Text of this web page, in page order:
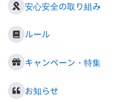
安心安全の取り組み
ルール
キャンペーン・特集
お知らせ